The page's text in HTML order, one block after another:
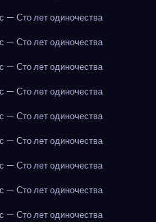
— Сто лет одиночества
— Сто лет одиночества
— Сто лет одиночества
— Сто лет одиночества
— Сто лет одиночества
— Сто лет одиночества
— Сто лет одиночества
— Сто лет одиночества
— Сто лет одиночества